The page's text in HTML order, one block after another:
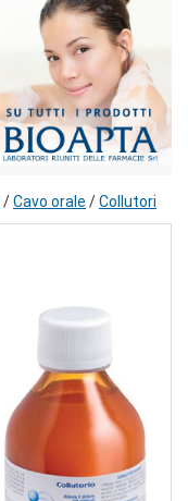
/Cavo orale /Collutori